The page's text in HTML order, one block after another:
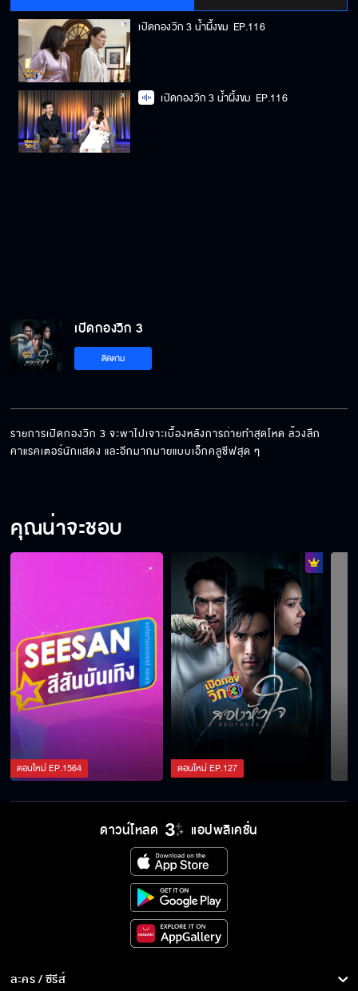
เปิดกองวิก 3 น้ำผึ้งขม EP.116
เปิดกองวิก 3 น้ำผึ้งขม EP.116
เปิดกองวิก 3
ติดตาม
รายการเปิดกองวิก 3 จะพาไปเจาะเบื้องหลังการถ่ายทำสุดโหด ล้วงลึก
คาแรคเตอร์นักแสดง และอีกมากมายแบบเอ็กคลูซีฟสุด ๆ
คุณน่าจะชอบ
ตอนใหม่EP.1564 ตอนใหม่EP.127
ดาวน์โหลด แอปพลิเคชั่น
ละคร / ซีรีส์